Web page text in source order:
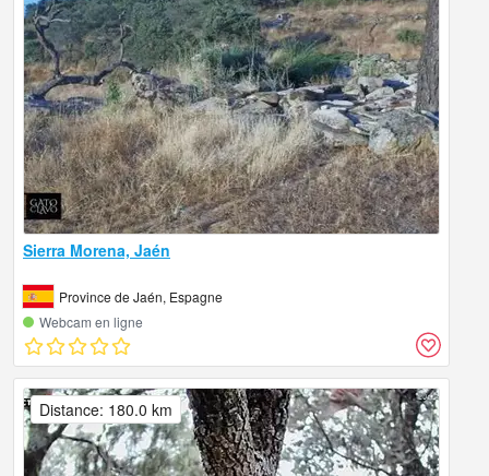
Sierra Morena, Jaén
Province de Jaén, Espagne
Webcam en ligne
Distance: 180.0 km